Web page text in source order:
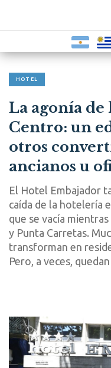
HOTEL
La agonía de
Centro: un
otros
ancianos u
El Hotel Embajador
caída de la hotelería
que se vacía
y Punta Carretas.
transforman en
Pero, a veces,